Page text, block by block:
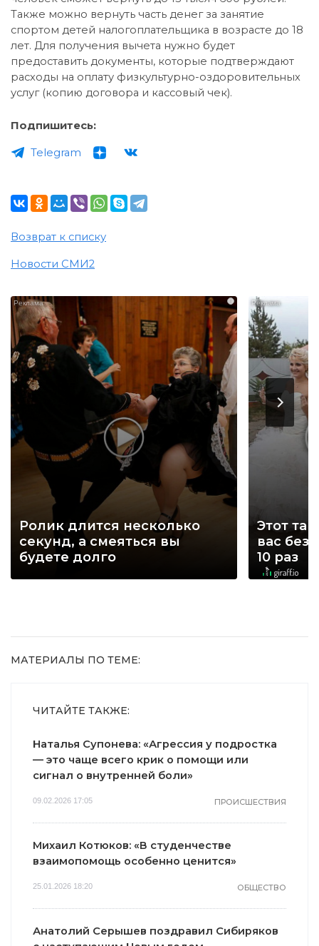
Также можно вернуть часть денег за занятие
спортом детей налогоплательщика в возрасте до 18
лет. Для получения вычета нужно будет
предоставить документы, которые подтверждают
расходы на оплату физкультурно-оздоровительных
услуг (копию договора и кассовый чек).
Подпишитесь:
Telegram
Возврат к списку
Новости СМИ2
i
Ролик длится несколько
секунд, а смеяться вы
будете долго
Этот
вас без
10 раз
МАТЕРИАЛЫ ПО ТЕМЕ:
ЧИТАЙТЕ ТАКЖЕ:
Наталья Супонева: «Агрессия у подростка
— это чаще всего крик о помощи или
сигнал о внутренней боли»
09.02.2026 17:05 ПРОИСШЕСТВИЯ
Михаил Котюков: «В студенчестве
взаимопомощь особенно ценится»
25.01.2026 18:20 ОБЩЕСТВО
Анатолий Серышев поздравил Сибиряков